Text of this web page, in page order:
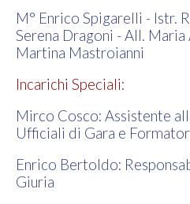
M° Enrico Spigarelli - Istr.
Serena Dragoni - All.
Martina Mastroianni
Incarichi Speciali:
Mirco Cosco: Assistente
Ufficiali di Gara e
Enrico Bertoldo:
Giuria